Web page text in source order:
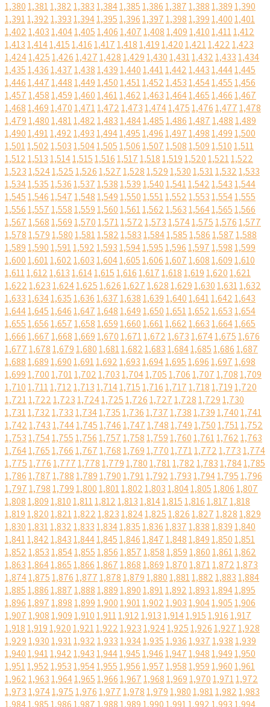
1,3801,3811,3821,3831,3841,3851,3861,3871,3881,3891,390
1,3911,3921,3931,3941,3951,3961,3971,3981,3991,4001,401
1,4021,4031,4041,4051,4061,4071,4081,4091,4101,4111,412
1,4131,4141,4151,4161,4171,4181,4191,4201,4211,4221,423
1,4241,4251,4261,4271,4281,4291,4301,4311,4321,4331,434
1,4351,4361,4371,4381,4391,4401,4411,4421,4431,4441,445
1,4461,4471,4481,4491,4501,4511,4521,4531,4541,4551,456
1,4571,4581,4591,4601,4611,4621,4631,4641,4651,4661,467
1,4681,4691,4701,4711,4721,4731,4741,4751,4761,4771,478
1,4791,4801,4811,4821,4831,4841,4851,4861,4871,4881,489
1,4901,4911,4921,4931,4941,4951,4961,4971,4981,4991,500
1,5011,5021,5031,5041,5051,5061,5071,5081,5091,5101,511
1,5121,5131,5141,5151,5161,5171,5181,5191,5201,5211,522
1,5231,5241,5251,5261,5271,5281,5291,5301,5311,5321,533
1,5341,5351,5361,5371,5381,5391,5401,5411,5421,5431,544
1,5451,5461,5471,5481,5491,5501,5511,5521,5531,5541,555
1,5561,5571,5581,5591,5601,5611,5621,5631,5641,5651,566
1,5671,5681,5691,5701,5711,5721,5731,5741,5751,5761,577
1,5781,5791,5801,5811,5821,5831,5841,5851,5861,5871,588
1,5891,5901,5911,5921,5931,5941,5951,5961,5971,5981,599
1,6001,6011,6021,6031,6041,6051,6061,6071,6081,6091,610
1,6111,6121,6131,6141,6151,6161,6171,6181,6191,6201,621
1,6221,6231,6241,6251,6261,6271,6281,6291,6301,6311,632
1,6331,6341,6351,6361,6371,6381,6391,6401,6411,6421,643
1,6441,6451,6461,6471,6481,6491,6501,6511,6521,6531,654
1,6551,6561,6571,6581,6591,6601,6611,6621,6631,6641,665
1,6661,6671,6681,6691,6701,6711,6721,6731,6741,6751,676
1,6771,6781,6791,6801,6811,6821,6831,6841,6851,6861,687
1,6881,6891,6901,6911,6921,6931,6941,6951,6961,6971,698
1,6991,7001,7011,7021,7031,7041,7051,7061,7071,7081,709
1,7101,7111,7121,7131,7141,7151,7161,7171,7181,7191,720
1,7211,7221,7231,7241,7251,7261,7271,7281,7291,730
1,7311,7321,7331,7341,7351,7361,7371,7381,7391,7401,741
1,7421,7431,7441,7451,7461,7471,7481,7491,7501,7511,752
1,7531,7541,7551,7561,7571,7581,7591,7601,7611,7621,763
1,7641,7651,7661,7671,7681,7691,7701,7711,7721,7731,774
1,7751,7761,7771,7781,7791,7801,7811,7821,7831,7841,785
1,7861,7871,7881,7891,7901,7911,7921,7931,7941,7951,796
1,7971,7981,7991,8001,8011,8021,8031,8041,8051,8061,807
1,8081,8091,8101,8111,8121,8131,8141,8151,8161,8171,818
1,8191,8201,8211,8221,8231,8241,8251,8261,8271,8281,829
1,8301,8311,8321,8331,8341,8351,8361,8371,8381,8391,840
1,8411,8421,8431,8441,8451,8461,8471,8481,8491,8501,851
1,8521,8531,8541,8551,8561,8571,8581,8591,8601,8611,862
1,8631,8641,8651,8661,8671,8681,8691,8701,8711,8721,873
1,8741,8751,8761,8771,8781,8791,8801,8811,8821,8831,884
1,8851,8861,8871,8881,8891,8901,8911,8921,8931,8941,895
1,8961,8971,8981,8991,9001,9011,9021,9031,9041,9051,906
1,9071,9081,9091,9101,9111,9121,9131,9141,9151,9161,917
1,9181,9191,9201,9211,9221,9231,9241,9251,9261,9271,928
1,9291,9301,9311,9321,9331,9341,9351,9361,9371,9381,939
1,9401,9411,9421,9431,9441,9451,9461,9471,9481,9491,950
1,9511,9521,9531,9541,9551,9561,9571,9581,9591,9601,961
1,9621,9631,9641,9651,9661,9671,9681,9691,9701,9711,972
1,9731,9741,9751,9761,9771,9781,9791,9801,9811,9821,983